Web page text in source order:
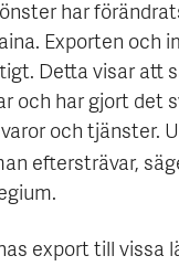
har
Exporten och
Detta visar att
och har gjort det
och tjänster.
eftersträvar,
export till vissa